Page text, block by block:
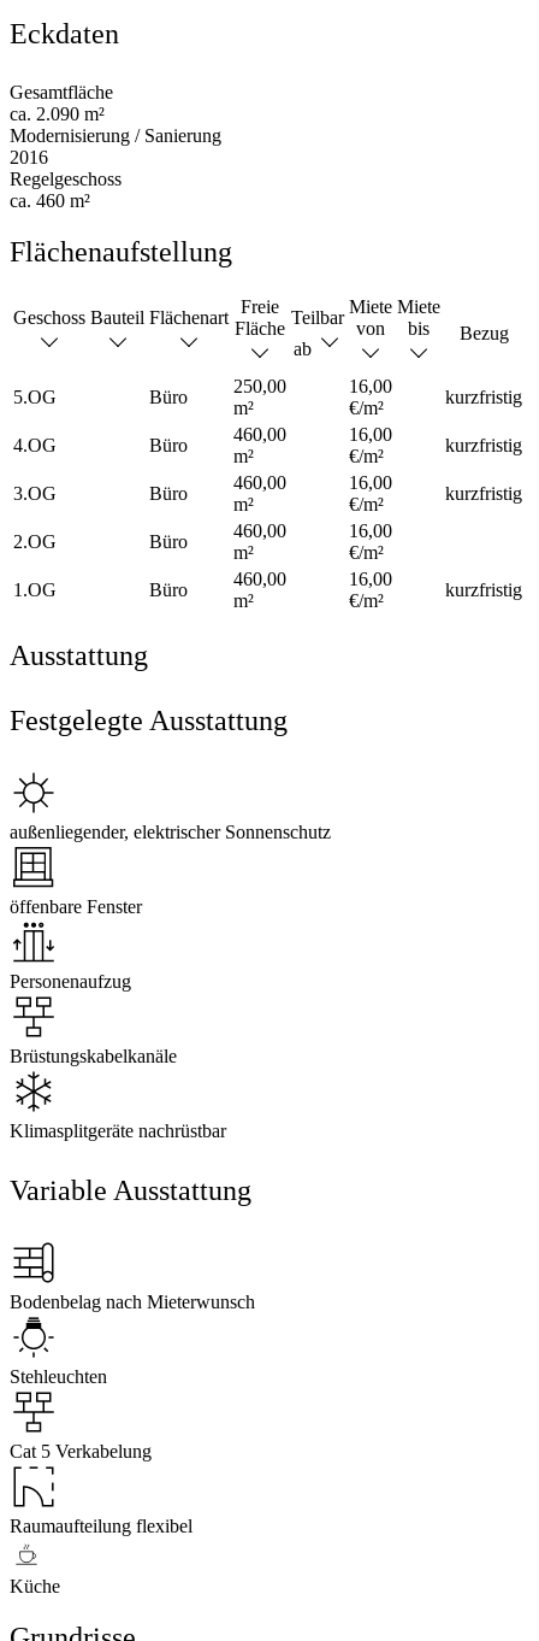
Eckdaten
Gesamtfläche
ca. 2.090 m²
Modernisierung / Sanierung
2016
Regelgeschoss
ca. 460 m²
Flächenaufstellung
Geschoss Bauteil Flächenart
Freie
Fläche
Teilbar
ab
Miete
von
Miete
bis
Bezug
5.OG Büro
250,00
m²
16,00
€/m²
kurzfristig
4.OG Büro
460,00
m²
16,00
€/m²
kurzfristig
3.OG Büro
460,00
m²
16,00
€/m²
kurzfristig
2.OG Büro
460,00
m²
16,00
€/m²
1.OG
Büro
460,00
m²
16,00
€/m²
kurzfristig
Ausstattung
Festgelegte Ausstattung
außenliegender, elektrischer Sonnenschutz
öffenbare Fenster
Personenaufzug
Brüstungskabelkanäle
Klimasplitgeräte nachrüstbar
Variable Ausstattung
Bodenbelag nach Mieterwunsch
Stehleuchten
Cat 5 Verkabelung
Raumaufteilung flexibel
Küche